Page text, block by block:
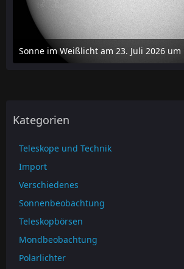
Sonne im Weißlicht am 23. Juli 2026 um
24. Juli 2026 um 20:42
Kategorien
Teleskope und Technik
Import
Verschiedenes
Sonnenbeobachtung
Teleskopbörsen
Mondbeobachtung
Polarlichter